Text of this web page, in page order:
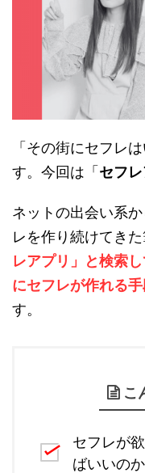
「その街にセフレ
す。今回は「 セフレ
ネットの出会い系
レを作り続けてきた
レアプリ」と検索
にセフレが作れる
す。
こ
セフレが
ばいいの